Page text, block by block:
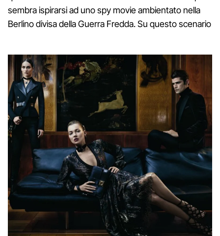
sembra ispirarsi ad uno spy movie ambientato nella
Berlino divisa della Guerra Fredda. Su questo scenario